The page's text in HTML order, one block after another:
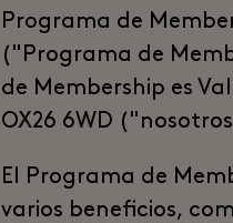
Programa de
("Programa de
de Membership es
OX26 6WD
El Programa de
varios beneficios,